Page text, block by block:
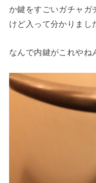
か鍵をすごいガチャガ
けど入って分かりまし
なんで内鍵がこれやね